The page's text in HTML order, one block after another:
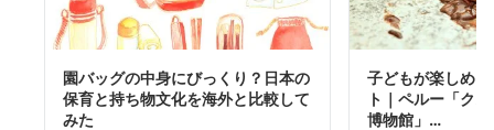
園バッグの中身にびっくり？日本の
保育と持ち物文化を海外と比較して
みた
子どもが楽しめ
ト｜ペルー「ク
博物館」…